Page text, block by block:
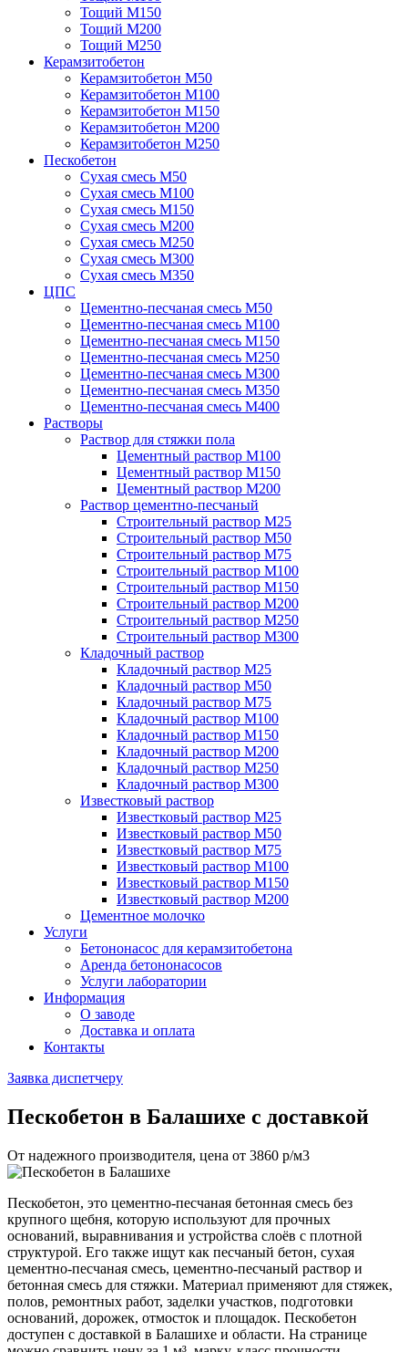
Тощий М150
Тощий М200
Тощий М250
Керамзитобетон
Керамзитобетон М50
Керамзитобетон М100
Керамзитобетон М150
Керамзитобетон М200
Керамзитобетон М250
Пескобетон
Сухая смесь М50
Сухая смесь М100
Сухая смесь М150
Сухая смесь М200
Сухая смесь М250
Сухая смесь М300
Сухая смесь М350
ЦПС
Цементно-песчаная смесь М50
Цементно-песчаная смесь М100
Цементно-песчаная смесь М150
Цементно-песчаная смесь М250
Цементно-песчаная смесь М300
Цементно-песчаная смесь М350
Цементно-песчаная смесь М400
Растворы
Раствор для стяжки пола
Цементный раствор М100
Цементный раствор М150
Цементный раствор М200
Раствор цементно-песчаный
Строительный раствор М25
Строительный раствор М50
Строительный раствор М75
Строительный раствор М100
Строительный раствор М150
Строительный раствор М200
Строительный раствор М250
Строительный раствор М300
Кладочный раствор
Кладочный раствор М25
Кладочный раствор М50
Кладочный раствор М75
Кладочный раствор М100
Кладочный раствор М150
Кладочный раствор М200
Кладочный раствор М250
Кладочный раствор М300
Известковый раствор
Известковый раствор М25
Известковый раствор М50
Известковый раствор М75
Известковый раствор М100
Известковый раствор М150
Известковый раствор М200
Цементное молочко
Услуги
Бетононасос для керамзитобетона
Аренда бетононасосов
Услуги лаборатории
Информация
О заводе
Доставка и оплата
Контакты
Заявка диспетчеру
Пескобетон в Балашихе с доставкой
От надежного производителя, цена от 3860 р/м3
Пескобетон, это цементно-песчаная бетонная смесь без
крупного щебня, которую используют для прочных
оснований, выравнивания и устройства слоёв с плотной
структурой. Его также ищут как песчаный бетон, сухая
цементно-песчаная смесь, цементно-песчаный раствор и
бетонная смесь для стяжки. Материал применяют для стяжек,
полов, ремонтных работ, заделки участков, подготовки
оснований, дорожек, отмосток и площадок. Пескобетон
доступен с доставкой в Балашихе и области. На странице